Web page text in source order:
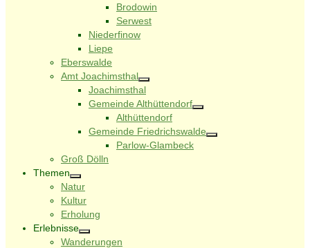
Brodowin
Serwest
Niederfinow
Liepe
Eberswalde
Amt Joachimsthal
Joachimsthal
Gemeinde Althüttendorf
Althüttendorf
Gemeinde Friedrichswalde
Parlow-Glambeck
Groß Dölln
Themen
Natur
Kultur
Erholung
Erlebnisse
Wanderungen